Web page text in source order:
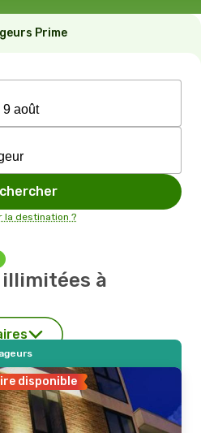
Prime
la destination ?
à
disponible